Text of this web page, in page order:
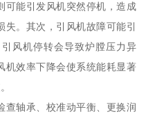
可能引发风机突然停机，造成
。其次，引风机故障可能引
风机停转会导致炉膛压力异
机效率下降会使系统能耗显著
查轴承、校准动平衡、更换润